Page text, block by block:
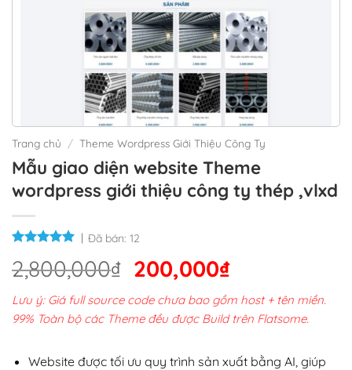
Trang chủ / Theme Wordpress Giới Thiệu Công Ty
Mẫu giao diện website Theme
wordpress giới thiệu công ty thép ,vlxd
Đã bán: 12
2,800,000₫ Giá
gốc
là:
2,800,000₫.
200,000₫Giá
hiện
tại
200,000₫.
Lưu ý: Giá full source code chưa bao gồm host + tên miền.
99% Toàn bộ các Theme đều được Build trên Flatsome.
Website được tối ưu quy trình sản xuất bằng AI, giúp